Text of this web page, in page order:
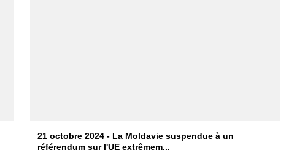
21 octobre 2024 - La Moldavie suspendue à un
référendum sur l'UE extrêmem...